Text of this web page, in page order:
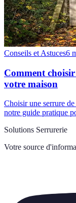
Conseils et Astuces6
Comment
votre maison
Choisir une serrure
notre guide pratique
Solutions Serrurerie
Votre source